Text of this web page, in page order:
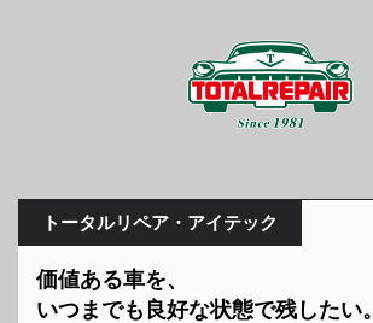
トータルリペア・アイテック
価値ある車を、
いつまでも良好な状態で残したい。